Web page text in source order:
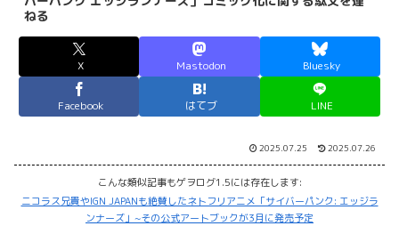
ねる
X Mastodon Bluesky
Facebook はてブ LINE
2025.07.25 2025.07.26
こんな類似記事もゲヲログ1.5には存在します:
ニコラス兄貴やIGN JAPANも絶賛したネトフリアニメ「サイバーパンク: エッジラ
ンナーズ」~その公式アートブックが3月に発売予定